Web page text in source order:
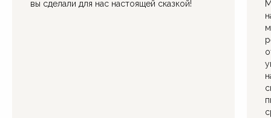
вы сделали для нас настоящей сказкой!